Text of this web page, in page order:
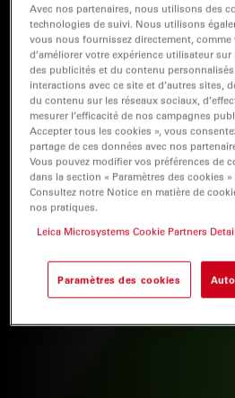
Avec nos partenaires, nous utilisons des
technologies de suivi. Nous utilisons
vous nous fournissez directement,
d’améliorer votre expérience utilisateur
des publicités et du contenu
interactions avec ce site et d’autres sites,
du contenu sur les réseaux sociaux,
mesurer l’efficacité de nos campagnes
Accepter tous les cookies », vous
partage de ces données avec nos
Vous pouvez modifier vos préférences de
dans la section « Paramètres des cookies
Consultez notre Notice en matière de
nos pratiques.
Leica Microsystems Cookie Partners
Paramètres des cookies